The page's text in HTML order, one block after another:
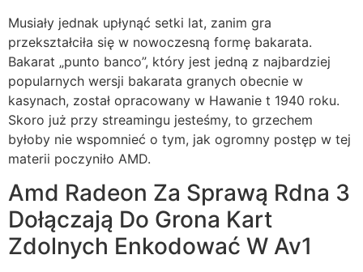
Musiały jednak upłynąć setki lat, zanim gra
przekształciła się w nowoczesną formę bakarata.
Bakarat „punto banco”, który jest jedną z najbardziej
popularnych wersji bakarata granych obecnie w
kasynach, został opracowany w Hawanie t 1940 roku.
Skoro już przy streamingu jesteśmy, to grzechem
byłoby nie wspomnieć o tym, jak ogromny postęp w tej
materii poczyniło AMD.
Amd Radeon Za Sprawą Rdna 3
Dołączają Do Grona Kart
Zdolnych Enkodować W Av1